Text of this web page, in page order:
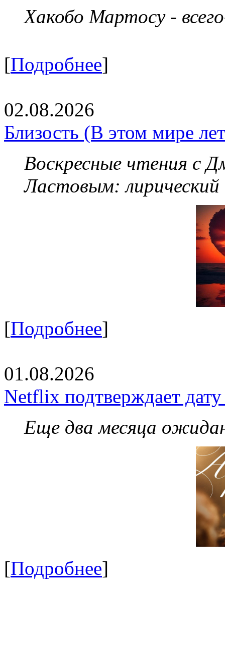
Хакобо Мартосу -
[Подробнее]
02.08.2026
Близость (В этом мире
Воскресные чтения с
Ластовым:
[Подробнее]
01.08.2026
Netflix подтверждает
Еще два месяца
[Подробнее]